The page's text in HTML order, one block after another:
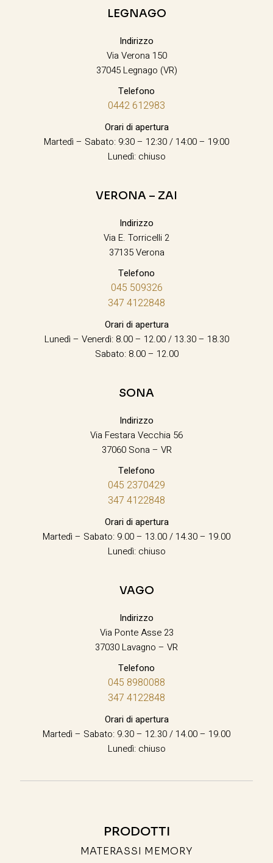
LEGNAGO
Indirizzo
Via Verona 150
37045 Legnago (VR)
Telefono
0442 612983
Orari di apertura
Martedì – Sabato: 9:30 – 12:30 / 14:00 – 19:00
Lunedì: chiuso
VERONA – ZAI
Indirizzo
Via E. Torricelli 2
37135 Verona
Telefono
045 509326
347 4122848
Orari di apertura
Lunedì – Venerdì: 8.00 – 12.00 / 13.30 – 18.30
Sabato: 8.00 – 12.00
SONA
Indirizzo
Via Festara Vecchia 56
37060 Sona – VR
Telefono
045 2370429
347 4122848
Orari di apertura
Martedì – Sabato: 9.00 – 13.00 / 14.30 – 19.00
Lunedì: chiuso
VAGO
Indirizzo
Via Ponte Asse 23
37030 Lavagno – VR
Telefono
045 8980088
347 4122848
Orari di apertura
Martedì – Sabato: 9.30 – 12.30 / 14.00 – 19.00
Lunedì: chiuso
PRODOTTI
MATERASSI MEMORY